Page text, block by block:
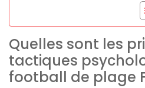
Quelles sont les
tactiques
football de plage